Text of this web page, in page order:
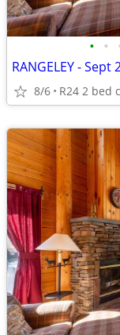
• •
RANGELEY -
8/6 R24 2 bed